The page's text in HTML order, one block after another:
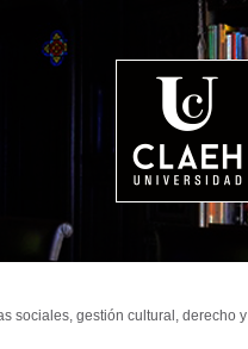
sociales, gestión cultural, derecho y